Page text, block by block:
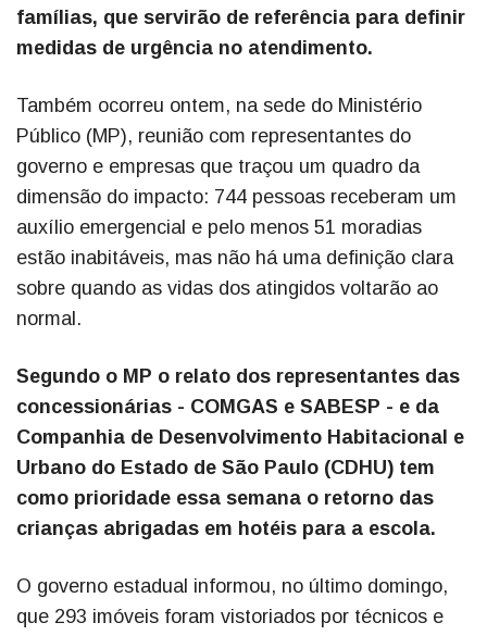
famílias, que servirão de referência para definir
medidas de urgência no atendimento.
Também ocorreu ontem, na sede do Ministério
Público (MP), reunião com representantes do
governo e empresas que traçou um quadro da
dimensão do impacto: 744 pessoas receberam um
auxílio emergencial e pelo menos 51 moradias
estão inabitáveis, mas não há uma definição clara
sobre quando as vidas dos atingidos voltarão ao
normal.
Segundo o MP o relato dos representantes das
concessionárias - COMGAS e SABESP - e da
Companhia de Desenvolvimento Habitacional e
Urbano do Estado de São Paulo (CDHU) tem
como prioridade essa semana o retorno das
crianças abrigadas em hotéis para a escola.
O governo estadual informou, no último domingo,
que 293 imóveis foram vistoriados por técnicos e